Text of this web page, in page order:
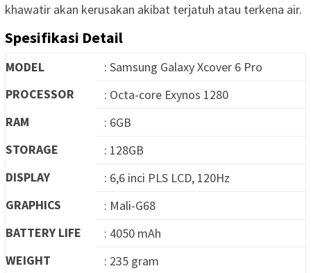
khawatir akan kerusakan akibat terjatuh atau terkena air.
Spesifikasi Detail
MODEL
: Samsung Galaxy Xcover 6 Pro
PROCESSOR
: Octa-core Exynos 1280
RAM
: 6GB
STORAGE
: 128GB
DISPLAY
: 6,6 inci PLS LCD, 120Hz
GRAPHICS
: Mali-G68
BATTERY LIFE
: 4050 mAh
WEIGHT
: 235 gram